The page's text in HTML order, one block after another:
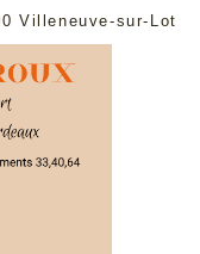
Villeneuve-sur-Lot